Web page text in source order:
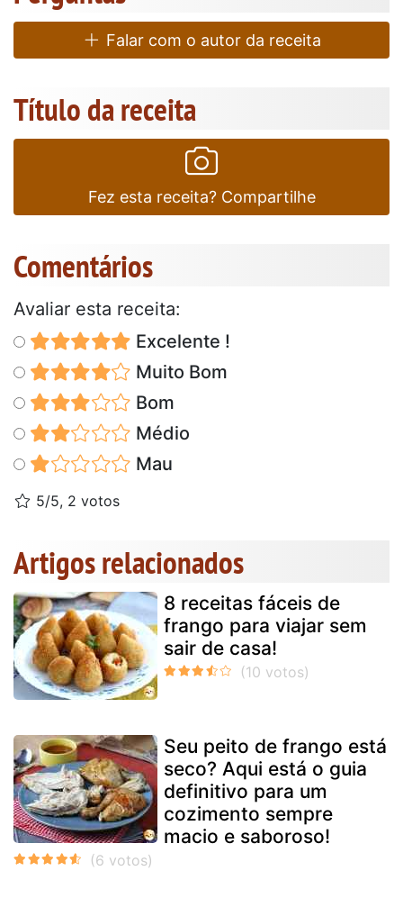
Falar com o autor da receita
Título da receita
Fez esta receita? Compartilhe
Comentários
Avaliar esta receita:
Excelente !
Muito Bom
Bom
Médio
Mau
5/5, 2 votos
Artigos relacionados
8 receitas fáceis de
frango para viajar sem
sair de casa!
Seu peito de frango está
seco? Aqui está o guia
definitivo para um
cozimento sempre
macio e saboroso!